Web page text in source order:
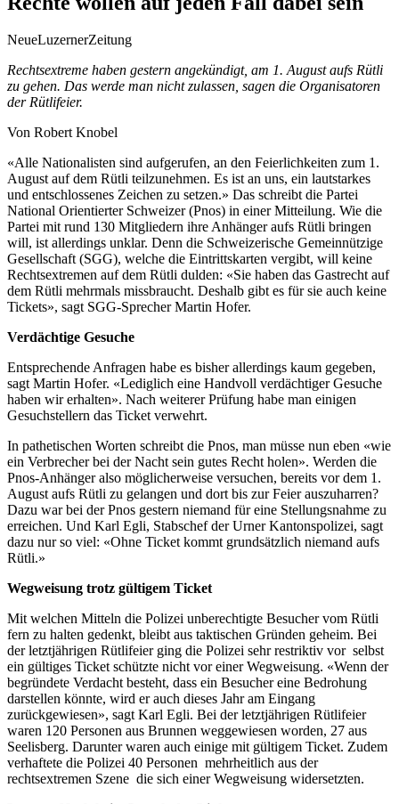
NeueLuzernerZeitung
Rechtsextreme haben gestern angekündigt, am 1. August aufs Rütli
zu gehen. Das werde man nicht zulassen, sagen die Organisatoren
der Rütlifeier.
Von Robert Knobel
«Alle Nationalisten sind aufgerufen, an den Feierlichkeiten zum 1.
August auf dem Rütli teilzunehmen. Es ist an uns, ein lautstarkes
und entschlossenes Zeichen zu setzen.» Das schreibt die Partei
National Orientierter Schweizer (Pnos) in einer Mitteilung. Wie die
Partei mit rund 130 Mitgliedern ihre Anhänger aufs Rütli bringen
will, ist allerdings unklar. Denn die Schweizerische Gemeinnützige
Gesellschaft (SGG), welche die Eintrittskarten vergibt, will keine
Rechtsextremen auf dem Rütli dulden: «Sie haben das Gastrecht auf
dem Rütli mehrmals missbraucht. Deshalb gibt es für sie auch keine
Tickets», sagt SGG-Sprecher Martin Hofer.
Verdächtige Gesuche
Entsprechende Anfragen habe es bisher allerdings kaum gegeben,
sagt Martin Hofer. «Lediglich eine Handvoll verdächtiger Gesuche
haben wir erhalten». Nach weiterer Prüfung habe man einigen
Gesuchstellern das Ticket verwehrt.
In pathetischen Worten schreibt die Pnos, man müsse nun eben «wie
ein Verbrecher bei der Nacht sein gutes Recht holen». Werden die
Pnos-Anhänger also möglicherweise versuchen, bereits vor dem 1.
August aufs Rütli zu gelangen und dort bis zur Feier auszuharren?
Dazu war bei der Pnos gestern niemand für eine Stellungsnahme zu
erreichen. Und Karl Egli, Stabschef der Urner Kantonspolizei, sagt
dazu nur so viel: «Ohne Ticket kommt grundsätzlich niemand aufs
Rütli.»
Wegweisung trotz gültigem Ticket
Mit welchen Mitteln die Polizei unberechtigte Besucher vom Rütli
fern zu halten gedenkt, bleibt aus taktischen Gründen geheim. Bei
der letztjährigen Rütlifeier ging die Polizei sehr restriktiv vor ­ selbst
ein gültiges Ticket schützte nicht vor einer Wegweisung. «Wenn der
begründete Verdacht besteht, dass ein Besucher eine Bedrohung
darstellen könnte, wird er auch dieses Jahr am Eingang
zurückgewiesen», sagt Karl Egli. Bei der letztjährigen Rütlifeier
waren 120 Personen aus Brunnen weggewiesen worden, 27 aus
Seelisberg. Darunter waren auch einige mit gültigem Ticket. Zudem
verhaftete die Polizei 40 Personen ­ mehrheitlich aus der
rechtsextremen Szene ­ die sich einer Wegweisung widersetzten.